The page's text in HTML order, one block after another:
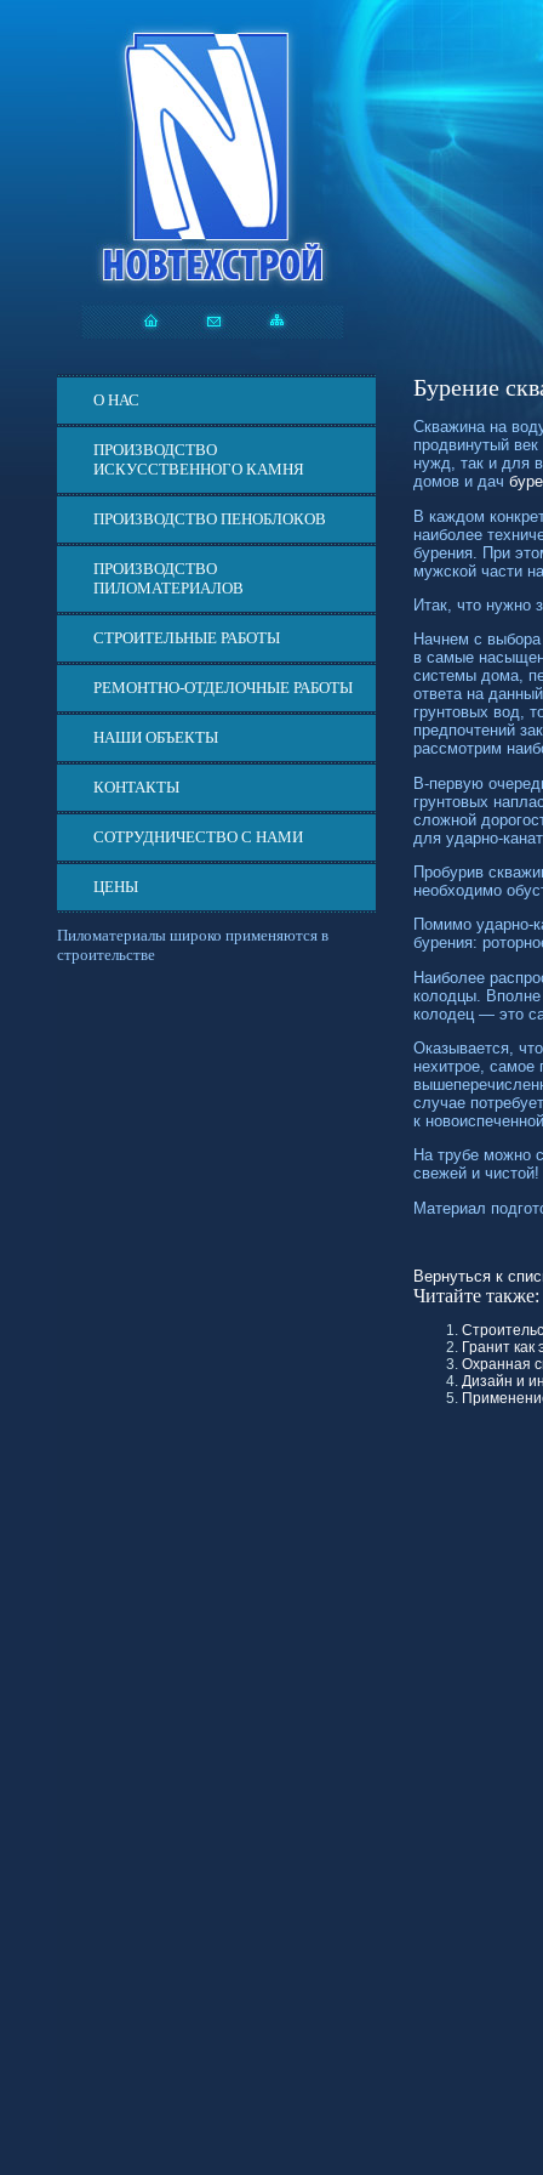
О НАС
ПРОИЗВОДСТВО
ИСКУССТВЕННОГО КАМНЯ
ПРОИЗВОДСТВО ПЕНОБЛОКОВ
ПРОИЗВОДСТВО
ПИЛОМАТЕРИАЛОВ
СТРОИТЕЛЬНЫЕ РАБОТЫ
РЕМОНТНО-ОТДЕЛОЧНЫЕ РАБОТЫ
НАШИ ОБЪЕКТЫ
КОНТАКТЫ
СОТРУДНИЧЕСТВО С НАМИ
ЦЕНЫ
Пиломатериалы широко применяются в
строительстве
Бурение
Скважина на
продвинутый
нужд, так и для
домов и дач
В каждом
наиболее
бурения. При
мужской части
Итак, что нужно
Начнем с выбора
в самые
системы дома,
ответа на
грунтовых вод,
предпочтений
рассмотрим
В-первую
грунтовых
сложной
для ударно-
Пробурив
необходимо
Помимо ударно-
бурения:
Наиболее
колодцы. Вполне
колодец — это
Оказывается,
нехитрое, самое
случае
к
На трубе можно
свежей и чистой!
Материал
Вернуться к
Читайте также:
Гранит
Охранная
Дизайн и